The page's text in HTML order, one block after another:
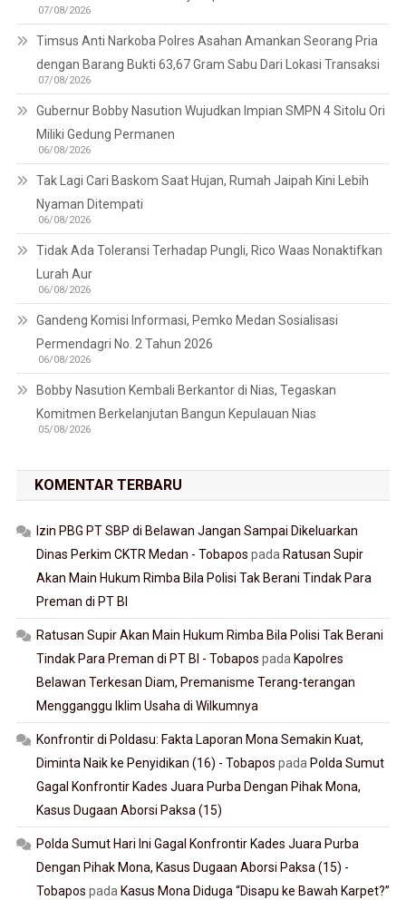
07/08/2026
Timsus Anti Narkoba Polres Asahan Amankan Seorang Pria
dengan Barang Bukti 63,67 Gram Sabu Dari Lokasi Transaksi
07/08/2026
Gubernur Bobby Nasution Wujudkan Impian SMPN 4 Sitolu Ori
Miliki Gedung Permanen
06/08/2026
Tak Lagi Cari Baskom Saat Hujan, Rumah Jaipah Kini Lebih
Nyaman Ditempati
06/08/2026
Tidak Ada Toleransi Terhadap Pungli, Rico Waas Nonaktifkan
Lurah Aur
06/08/2026
Gandeng Komisi Informasi, Pemko Medan Sosialisasi
Permendagri No. 2 Tahun 2026
06/08/2026
Bobby Nasution Kembali Berkantor di Nias, Tegaskan
Komitmen Berkelanjutan Bangun Kepulauan Nias
05/08/2026
KOMENTAR TERBARU
Izin PBG PT SBP di Belawan Jangan Sampai Dikeluarkan
Dinas Perkim CKTR Medan - Tobapos pada Ratusan Supir
Akan Main Hukum Rimba Bila Polisi Tak Berani Tindak Para
Preman di PT BI
Ratusan Supir Akan Main Hukum Rimba Bila Polisi Tak Berani
Tindak Para Preman di PT BI - Tobapos pada Kapolres
Belawan Terkesan Diam, Premanisme Terang-terangan
Mengganggu Iklim Usaha di Wilkumnya
Konfrontir di Poldasu: Fakta Laporan Mona Semakin Kuat,
Diminta Naik ke Penyidikan (16) - Tobapos pada Polda Sumut
Gagal Konfrontir Kades Juara Purba Dengan Pihak Mona,
Kasus Dugaan Aborsi Paksa (15)
Polda Sumut Hari Ini Gagal Konfrontir Kades Juara Purba
Dengan Pihak Mona, Kasus Dugaan Aborsi Paksa (15) -
Tobapos pada Kasus Mona Diduga “Disapu ke Bawah Karpet?”